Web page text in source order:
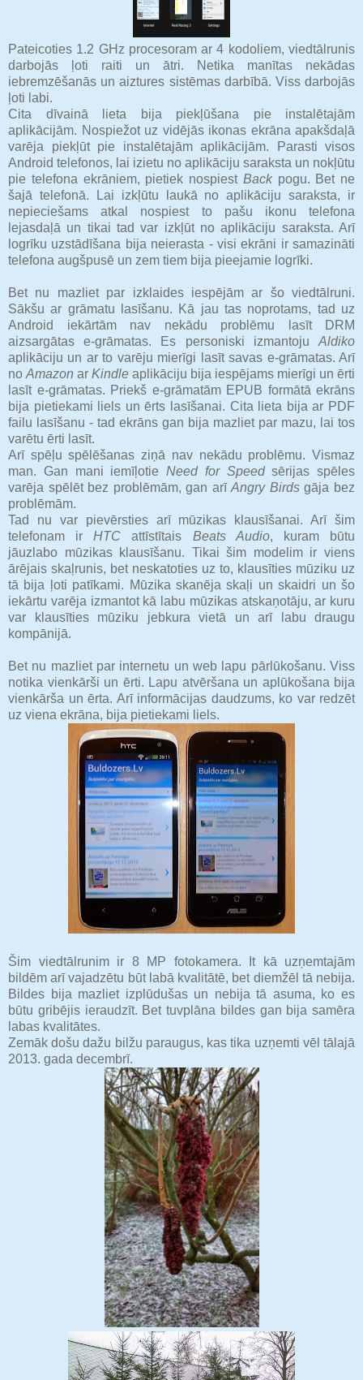
Pateicoties 1.2 GHz procesoram ar 4 kodoliem, viedtālrunis
darbojās ļoti raiti un ātri. Netika manītas nekādas
iebremzēšanās un aiztures sistēmas darbībā. Viss darbojās
ļoti labi.
Cita dīvainā lieta bija piekļūšana pie instalētajām
aplikācijām. Nospiežot uz vidējās ikonas ekrāna apakšdaļā
varēja piekļūt pie instalētajām aplikācijām. Parasti visos
Android telefonos, lai izietu no aplikāciju saraksta un nokļūtu
pie telefona ekrāniem, pietiek nospiest Back pogu. Bet ne
šajā telefonā. Lai izkļūtu laukā no aplikāciju saraksta, ir
nepieciešams atkal nospiest to pašu ikonu telefona
lejasdaļā un tikai tad var izkļūt no aplikāciju saraksta. Arī
logrīku uzstādīšana bija neierasta - visi ekrāni ir samazināti
telefona augšpusē un zem tiem bija pieejamie logrīki.
Bet nu mazliet par izklaides iespējām ar šo viedtālruni.
Sākšu ar grāmatu lasīšanu. Kā jau tas noprotams, tad uz
Android iekārtām nav nekādu problēmu lasīt DRM
aizsargātas e-grāmatas. Es personiski izmantoju Aldiko
aplikāciju un ar to varēju mierīgi lasīt savas e-grāmatas. Arī
no Amazon ar Kindle aplikāciju bija iespējams mierīgi un ērti
lasīt e-grāmatas. Priekš e-grāmatām EPUB formātā ekrāns
bija pietiekami liels un ērts lasīšanai. Cita lieta bija ar PDF
failu lasīšanu - tad ekrāns gan bija mazliet par mazu, lai tos
varētu ērti lasīt.
Arī spēļu spēlēšanas ziņā nav nekādu problēmu. Vismaz
man. Gan mani iemīļotie Need for Speedsērijas spēles
varēja spēlēt bez problēmām, gan arīAngry Birdsgāja bez
problēmām.
Tad nu var pievērsties arī mūzikas klausīšanai. Arī šim
telefonam irHTCattīstītais Beats Audio, kuram būtu
jāuzlabo mūzikas klausīšanu. Tikai šim modelim ir viens
ārējais skaļrunis, bet neskatoties uz to, klausīties mūziku uz
tā bija ļoti patīkami. Mūzika skanēja skaļi un skaidri un šo
iekārtu varēja izmantot kā labu mūzikas atskaņotāju, ar kuru
var klausīties mūziku jebkura vietā un arī labu draugu
kompānijā.
Bet nu mazliet par internetu un web lapu pārlūkošanu. Viss
notika vienkārši un ērti. Lapu atvēršana un aplūkošana bija
vienkārša un ērta. Arī informācijas daudzums, ko var redzēt
uz viena ekrāna, bija pietiekami liels.
Šim viedtālrunim ir 8 MP fotokamera. It kā uzņemtajām
bildēm arī vajadzētu būt labā kvalitātē, bet diemžēl tā nebija.
Bildes bija mazliet izplūdušas un nebija tā asuma, ko es
būtu gribējis ieraudzīt. Bet tuvplāna bildes gan bija samēra
labas kvalitātes.
Zemāk došu dažu bilžu paraugus, kas tika uzņemti vēl tālajā
2013. gada decembrī.